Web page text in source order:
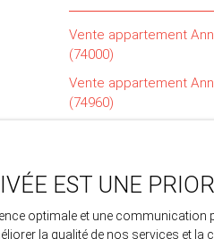
Vente appartement
(74000)
Vente appartement
(74960)
Vente maison Amancy
Vente maison Sillingy
EST UNE
optimale et une
la qualité de nos services et